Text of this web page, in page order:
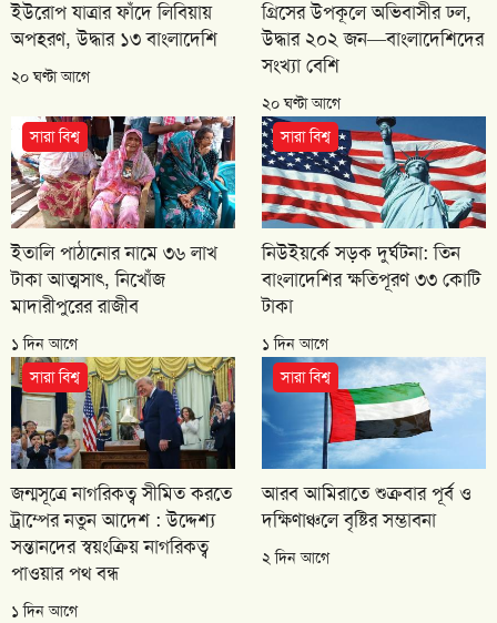
ইউরোপ যাত্রার ফাঁদে লিবিয়ায়
অপহরণ, উদ্ধার ১৩ বাংলাদেশি
২০ ঘণ্টা আগে
গ্রিসের উপকূলে অভিবাসীর ঢল,
উদ্ধার ২০২ জন—বাংলাদেশিদের
সংখ্যা বেশি
২০ ঘণ্টা আগে
সারা বিশ্ব
ইতালি পাঠানোর নামে ৩৬ লাখ
টাকা আত্মসাৎ, নিখোঁজ
মাদারীপুরের রাজীব
১ দিন আগে
সারা বিশ্ব
নিউইয়র্কে সড়ক দুর্ঘটনা: তিন
বাংলাদেশির ক্ষতিপূরণ ৩৩ কোটি
টাকা
১ দিন আগে
সারা বিশ্ব
জন্মসূত্রে নাগরিকত্ব সীমিত করতে
ট্রাম্পের নতুন আদেশ : উদ্দেশ্য
সন্তানদের স্বয়ংক্রিয় নাগরিকত্ব
পাওয়ার পথ বন্ধ
১ দিন আগে
সারা বিশ্ব
আরব আমিরাতে শুক্রবার পূর্ব ও
দক্ষিণাঞ্চলে বৃষ্টির সম্ভাবনা
২ দিন আগে